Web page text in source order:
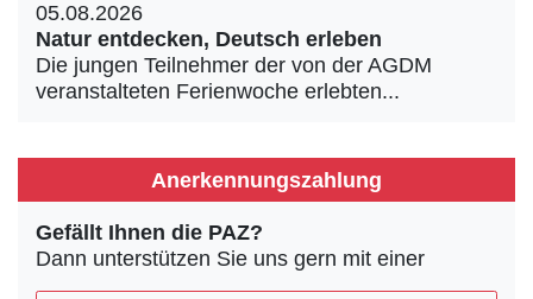
05.08.2026
Natur entdecken, Deutsch erleben
Die jungen Teilnehmer der von der AGDM
veranstalteten Ferienwoche erlebten...
Anerkennungszahlung
Gefällt Ihnen die PAZ?
Dann unterstützen Sie uns gern mit einer